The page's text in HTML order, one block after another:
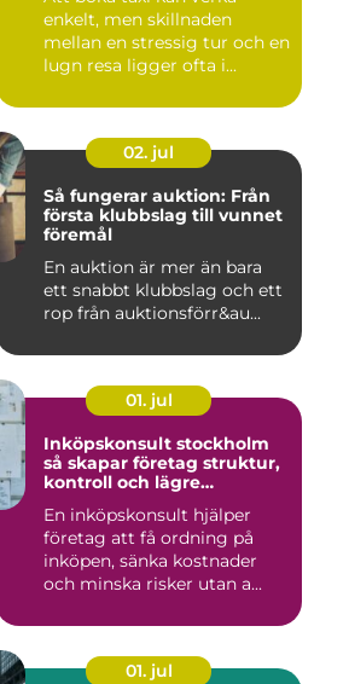
enkelt, men skillnaden
mellan en stressig tur och en
lugn resa ligger ofta i...
02. jul
Så fungerar auktion: Från
första klubbslag till vunnet
föremål
En auktion är mer än bara
ett snabbt klubbslag och ett
rop från auktionsförr&au...
01. jul
Inköpskonsult stockholm
så skapar företag struktur,
kontroll och lägre
En inköpskonsult hjälper
företag att få ordning på
inköpen, sänka kostnader
och minska risker utan a...
01. jul